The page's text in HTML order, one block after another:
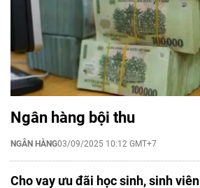
Ngân hàng bội thu
NGÂN HÀNG03/09/2025 10:12 GMT+7
Cho vay ưu đãi học sinh, sinh viên